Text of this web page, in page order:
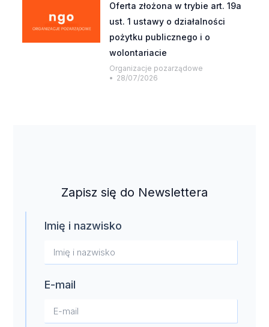
Oferta złożona w trybie art. 19a
ust. 1 ustawy o działalności
pożytku publicznego i o
wolontariacie
Organizacje pozarządowe
28/07/2026
Zapisz się do Newslettera
Imię i nazwisko
E-mail